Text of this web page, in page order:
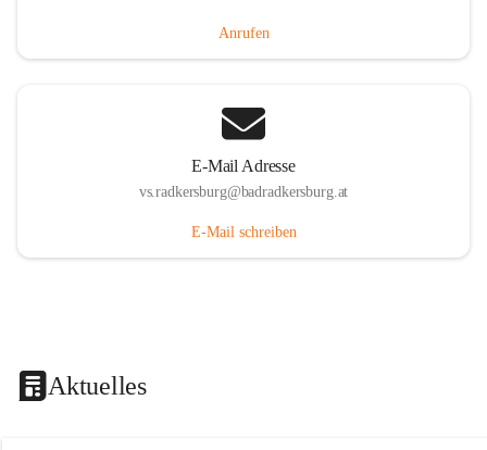
Anrufen
E-Mail Adresse
vs.radkersburg@badradkersburg.at
E-Mail schreiben
Aktuelles